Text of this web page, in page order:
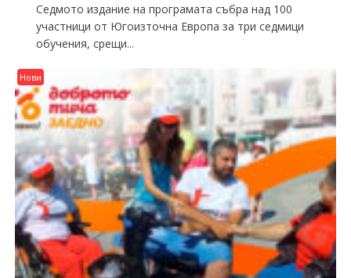
Седмото издание на програмата събра над 100
участници от Югоизточна Европа за три седмици
обучения, срещи...
Нови